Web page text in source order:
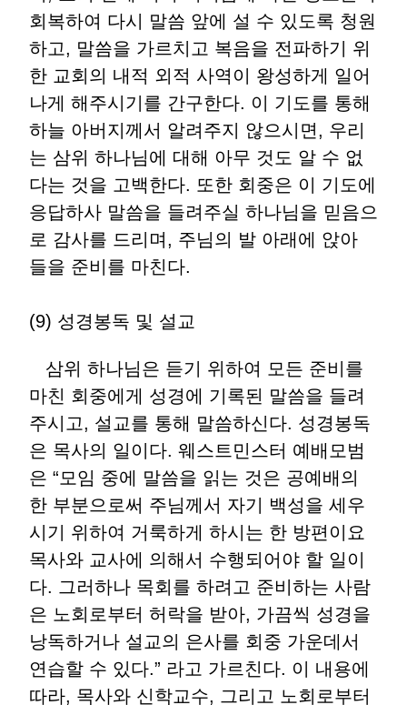
회복하여 다시 말씀 앞에 설 수 있도록 청원
하고, 말씀을 가르치고 복음을 전파하기 위
한 교회의 내적 외적 사역이 왕성하게 일어
나게 해주시기를 간구한다. 이 기도를 통해
하늘 아버지께서 알려주지 않으시면, 우리
는 삼위 하나님에 대해 아무 것도 알 수 없
다는 것을 고백한다. 또한 회중은 이 기도에
응답하사 말씀을 들려주실 하나님을 믿음으
로 감사를 드리며, 주님의 발 아래에 앉아
들을 준비를 마친다.
(9) 성경봉독 및 설교
삼위 하나님은 듣기 위하여 모든 준비를
마친 회중에게 성경에 기록된 말씀을 들려
주시고, 설교를 통해 말씀하신다. 성경봉독
은 목사의 일이다. 웨스트민스터 예배모범
은 “모임 중에 말씀을 읽는 것은 공예배의
한 부분으로써 주님께서 자기 백성을 세우
시기 위하여 거룩하게 하시는 한 방편이요
목사와 교사에 의해서 수행되어야 할 일이
다. 그러하나 목회를 하려고 준비하는 사람
은 노회로부터 허락을 받아, 가끔씩 성경을
낭독하거나 설교의 은사를 회중 가운데서
연습할 수 있다.” 라고 가르친다. 이 내용에
따라, 목사와 신학교수, 그리고 노회로부터